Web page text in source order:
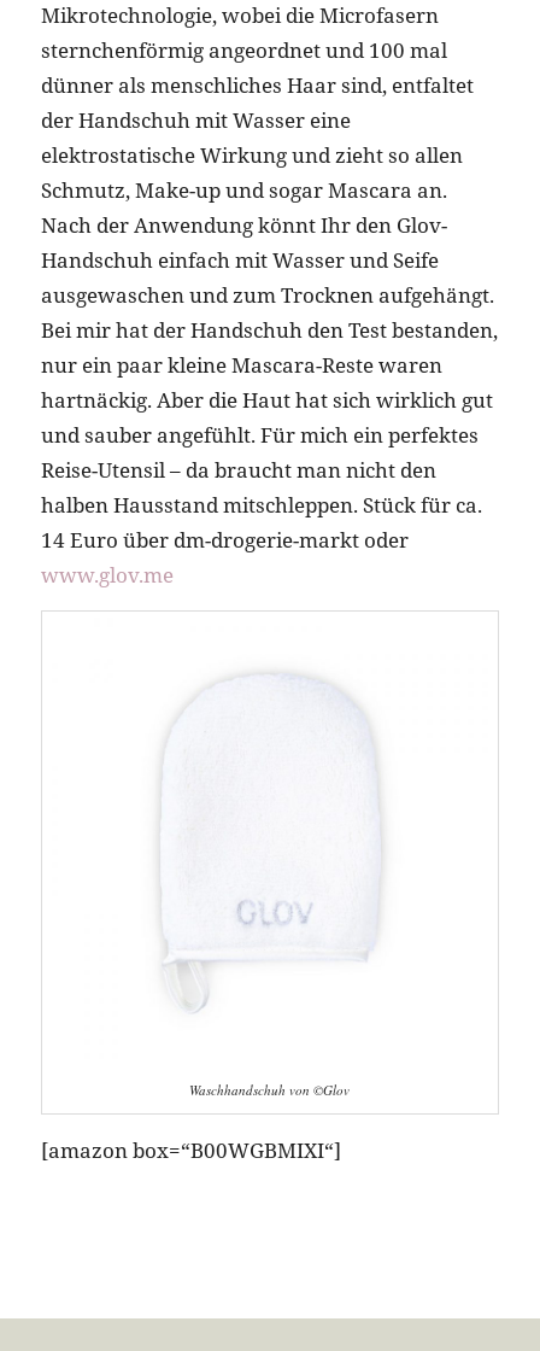
Mikrotechnologie, wobei die Microfasern
sternchenförmig angeordnet und 100 mal
dünner als menschliches Haar sind, entfaltet
der Handschuh mit Wasser eine
elektrostatische Wirkung und zieht so allen
Schmutz, Make-up und sogar Mascara an.
Nach der Anwendung könnt Ihr den Glov-
Handschuh einfach mit Wasser und Seife
ausgewaschen und zum Trocknen aufgehängt.
Bei mir hat der Handschuh den Test bestanden,
nur ein paar kleine Mascara-Reste waren
hartnäckig. Aber die Haut hat sich wirklich gut
und sauber angefühlt. Für mich ein perfektes
Reise-Utensil – da braucht man nicht den
halben Hausstand mitschleppen. Stück für ca.
14 Euro über dm-drogerie-markt oder
www.glov.me
Waschhandschuh von ©Glov
[amazon box=“B00WGBMIXI“]